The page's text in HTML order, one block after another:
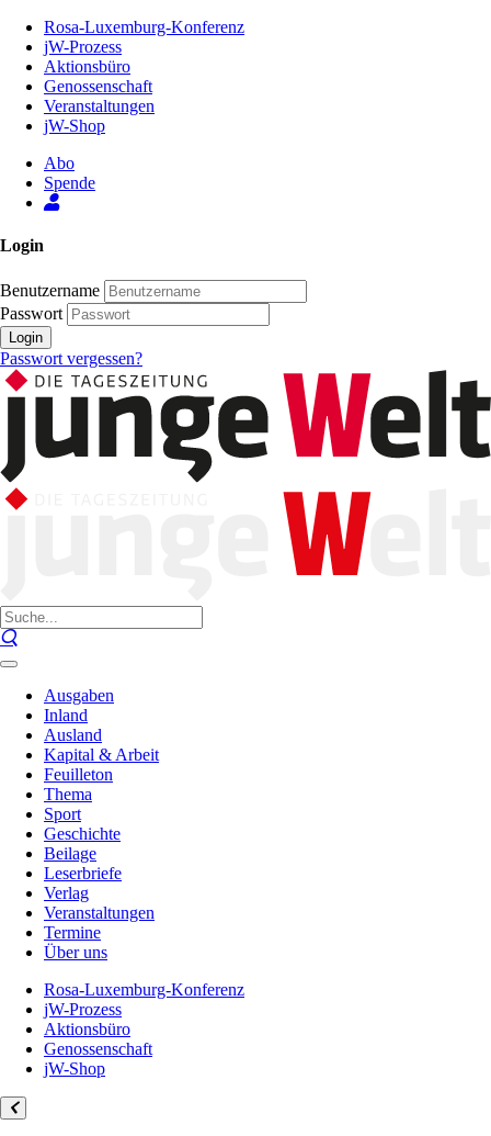
Inhalt
Seite
Rosa-Luxemburg-Konferenz
jW-Prozess
Aktionsbüro
Genossenschaft
Veranstaltungen
jW-Shop
Abo
Spende
Login
Benutzername
Passwort
Login
Passwort vergessen?
Ausgaben
Inland
Ausland
Kapital & Arbeit
Feuilleton
Thema
Sport
Geschichte
Beilage
Leserbriefe
Verlag
Veranstaltungen
Termine
Über uns
Rosa-Luxemburg-Konferenz
jW-Prozess
Aktionsbüro
Genossenschaft
jW-Shop